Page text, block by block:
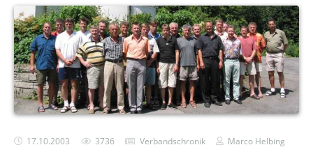
17.10.2003 3736 Verbandschronik Marco Helbing